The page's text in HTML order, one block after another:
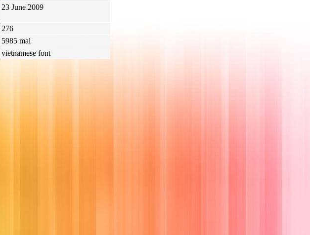
23 June 2009
276
5985 mal
vietnamese font